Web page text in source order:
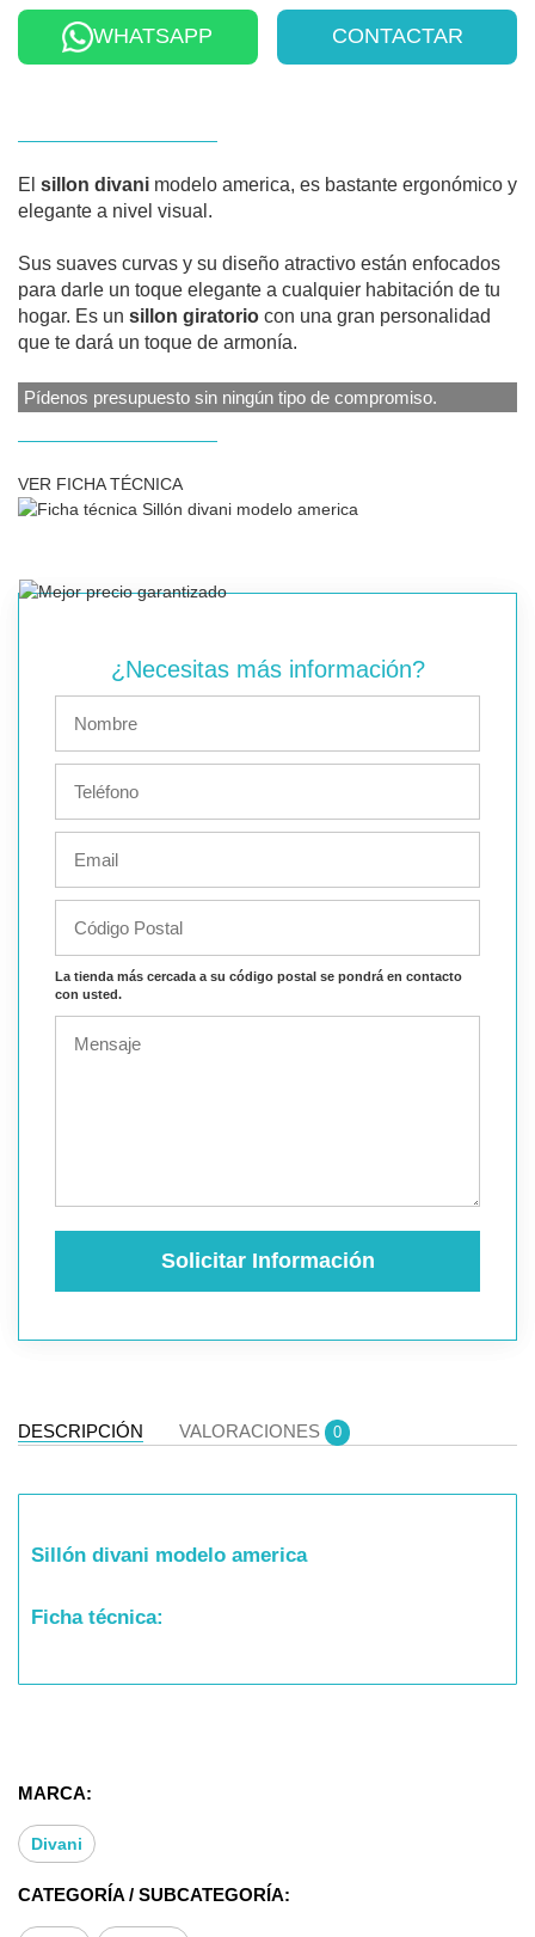
WHATSAPP CONTACTAR
El sillon divani modelo america, es bastante ergonómico y
elegante a nivel visual.
Sus suaves curvas y su diseño atractivo están enfocados
para darle un toque elegante a cualquier habitación de tu
hogar. Es un sillon giratorio con una gran personalidad
que te dará un toque de armonía.
Pídenos presupuesto sin ningún tipo de compromiso.
VER FICHA TÉCNICA
¿Necesitas más información?
La tienda más cercada a su código postal se pondrá en contacto
con usted.
Solicitar Información
DESCRIPCIÓN VALORACIONES 0
Sillón divani modelo america
Ficha técnica:
sillón y con patas metálicas.
Su estructura está realizada con madera maciza de
MARCA:
Divani
CATEGORÍA / SUBCATEGORÍA: